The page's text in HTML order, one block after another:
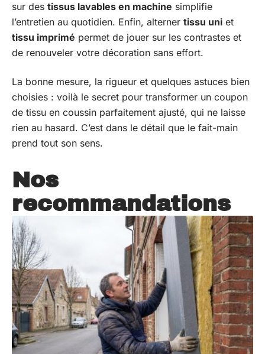
sur des tissus lavables en machine simplifie
l’entretien au quotidien. Enfin, alterner tissu uni et
tissu imprimé permet de jouer sur les contrastes et
de renouveler votre décoration sans effort.
La bonne mesure, la rigueur et quelques astuces bien
choisies : voilà le secret pour transformer un coupon
de tissu en coussin parfaitement ajusté, qui ne laisse
rien au hasard. C’est dans le détail que le fait-main
prend tout son sens.
Nos
recommandations